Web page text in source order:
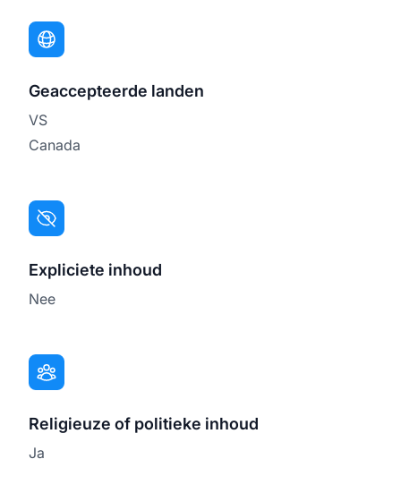
Geaccepteerde landen
VS
Canada
Expliciete inhoud
Nee
Religieuze of politieke inhoud
Ja